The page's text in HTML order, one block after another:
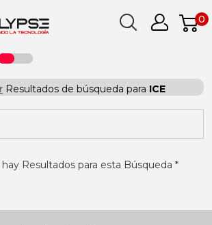
0
Resultados de búsqueda para ICE
Resultados para esta Búsqueda *